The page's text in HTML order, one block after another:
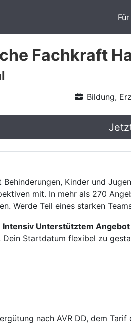
Fachkraft
Bildung,
Kinder und
mit. In mehr als 270
Werde Teil eines starken
Intensiv Unterstütztem Angebot
Startdatum flexibel zu
nach AVR DD, dem